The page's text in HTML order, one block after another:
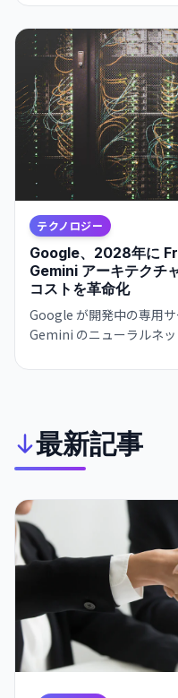
型オープンウェイトモデ
変化。
テクノロジー
Google、2028年に
Gemini アーキテクチ
コストを革命化
Google が開発中の専用
Gemini のニューラルネ
現し、OpenAI・
最新記事